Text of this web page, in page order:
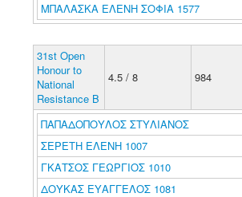
ΜΠΑΛΑΣΚΑ ΕΛΕΝΗ ΣΟΦΙΑ 1577
31st Open
Honour to
National
Resistance B
4.5 / 8 984
ΠΑΠΑΔΟΠΟΥΛΟΣ ΣΤΥΛΙΑΝΟΣ
ΣΕΡΕΤΗ ΕΛΕΝΗ 1007
ΓΚΑΤΣΟΣ ΓΕΩΡΓΙΟΣ 1010
ΔΟΥΚΑΣ ΕΥΑΓΓΕΛΟΣ 1081